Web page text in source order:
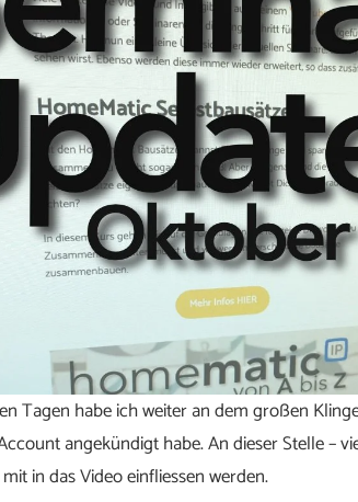
Tagen habe ich weiter an dem großen
angekündigt habe. An dieser Stelle –
in das Video einfliessen werden.